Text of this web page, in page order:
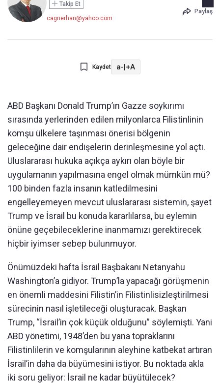
Takip Et
cagrierhan@yahoo.com
Paylaş
Kaydet a-|+A
ABD Başkanı Donald Trump’ın Gazze soykırımı
sırasında yerlerinden edilen milyonlarca Filistinlinin
komşu ülkelere taşınması önerisi bölgenin
geleceğine dair endişelerin derinleşmesine yol açtı.
Uluslararası hukuka açıkça aykırı olan böyle bir
uygulamanın yapılmasına engel olmak mümkün mü?
100 binden fazla insanın katledilmesini
engelleyemeyen mevcut uluslararası sistemin, şayet
Trump ve İsrail bu konuda kararlılarsa, bu eylemin
önüne geçebileceklerine inanmamızı gerektirecek
hiçbir iyimser sebep bulunmuyor.
Önümüzdeki hafta İsrail Başbakanı Netanyahu
Washington’a gidiyor. Trump’la yapacağı görüşmenin
en önemli maddesini Filistin’in Filistinlisizleştirilmesi
sürecinin nasıl işletileceği oluşturacak. Başkan
Trump, “İsrail’in çok küçük olduğunu” söylemişti. Yani
ABD yönetimi, 1948’den bu yana topraklarını
Filistinlilerin ve komşularının aleyhine katbekat artıran
İsrail’in daha da büyümesini istiyor. Bu noktada akla
iki soru geliyor: İsrail ne kadar büyütülecek?